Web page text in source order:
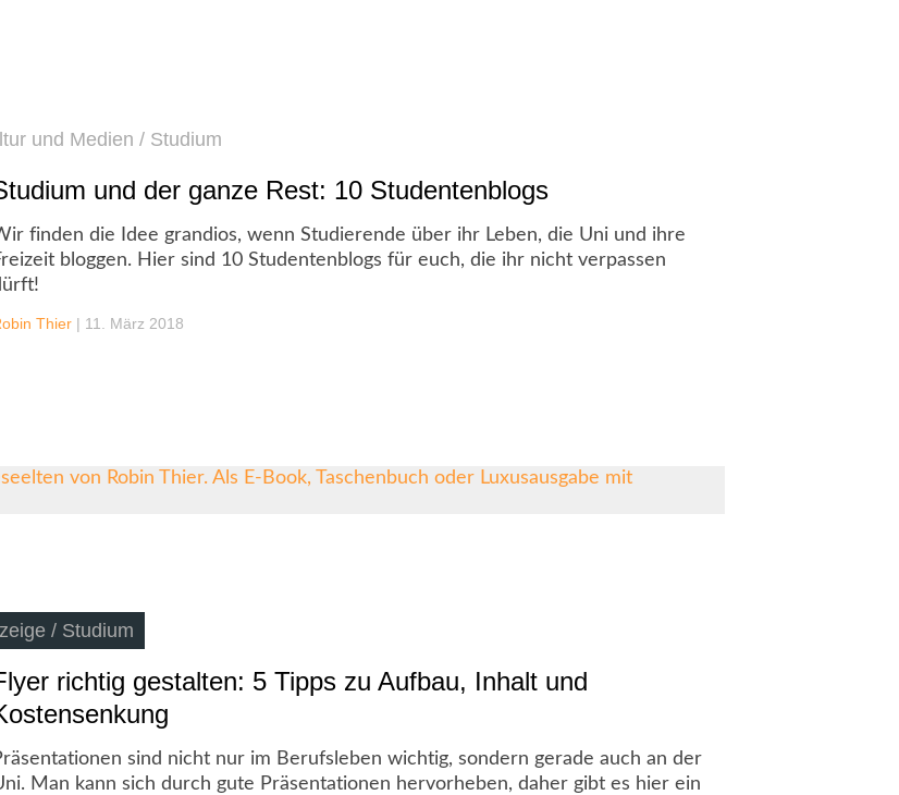
und Medien / Studium
und der ganze Rest: 10 Studentenblogs
finden die Idee grandios, wenn Studierende über ihr Leben, die Uni und ihre
bloggen. Hier sind 10 Studentenblogs für euch, die ihr nicht verpassen
Thier | 11. März 2018
/ Studium
richtig gestalten: 5 Tipps zu Aufbau, Inhalt und
sind nicht nur im Berufsleben wichtig, sondern gerade auch an der
Man kann sich durch gute Präsentationen hervorheben, daher gibt es hier ein